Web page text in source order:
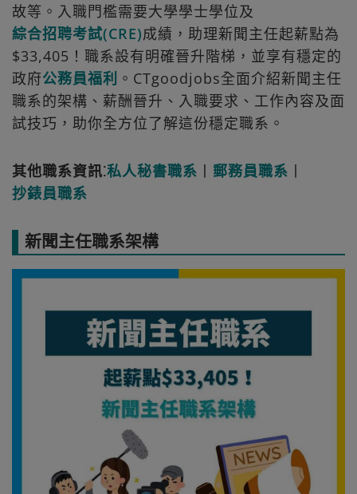
故等。入職門檻需要大學學士學位及
綜合招聘考試(CRE)成績，助理新聞主任起薪點為
$33,405！職系設有明確晉升階梯，並享有穩定的
政府公務員福利 。CTgoodjobs全面介紹新聞主任
職系的架構、薪酬晉升、入職要求、工作內容及面
試技巧，助你全方位了解這份穩定職系。
其他職系資訊⁚私人秘書職系 丨 郵務員職系 丨
抄錶員職系
新聞主任職系架構